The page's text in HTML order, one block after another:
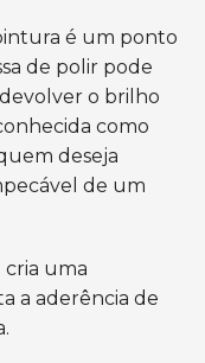
é um ponto
de polir pode
o brilho
como
deseja
de um
cria uma
a aderência de